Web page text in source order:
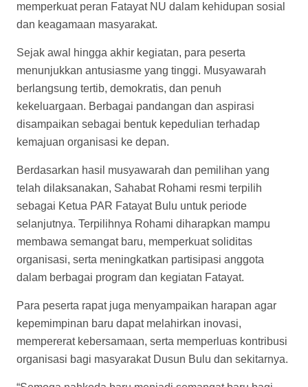
memperkuat peran Fatayat NU dalam kehidupan sosial
dan keagamaan masyarakat.
Sejak awal hingga akhir kegiatan, para peserta
menunjukkan antusiasme yang tinggi. Musyawarah
berlangsung tertib, demokratis, dan penuh
kekeluargaan. Berbagai pandangan dan aspirasi
disampaikan sebagai bentuk kepedulian terhadap
kemajuan organisasi ke depan.
Berdasarkan hasil musyawarah dan pemilihan yang
telah dilaksanakan, Sahabat Rohami resmi terpilih
sebagai Ketua PAR Fatayat Bulu untuk periode
selanjutnya. Terpilihnya Rohami diharapkan mampu
membawa semangat baru, memperkuat soliditas
organisasi, serta meningkatkan partisipasi anggota
dalam berbagai program dan kegiatan Fatayat.
Para peserta rapat juga menyampaikan harapan agar
kepemimpinan baru dapat melahirkan inovasi,
mempererat kebersamaan, serta memperluas kontribusi
organisasi bagi masyarakat Dusun Bulu dan sekitarnya.